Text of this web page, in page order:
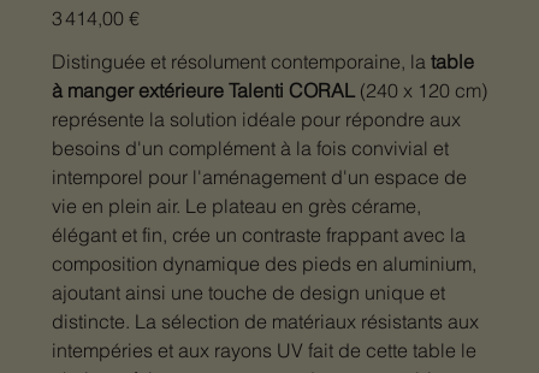
Prix
3 414,00 €
Distinguée et résolument contemporaine, la table
à manger extérieure Talenti CORAL(240 x 120 cm)
représente la solution idéale pour répondre aux
besoins d'un complément à la fois convivial et
intemporel pour l'aménagement d'un espace de
vie en plein air. Le plateau en grès cérame,
élégant et fin, crée un contraste frappant avec la
composition dynamique des pieds en aluminium,
ajoutant ainsi une touche de design unique et
distincte. La sélection de matériaux résistants aux
intempéries et aux rayons UV fait de cette table le